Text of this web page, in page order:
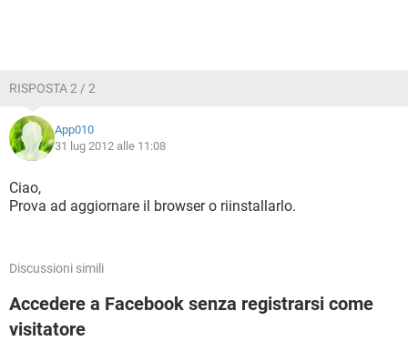
RISPOSTA 2 / 2
App010
31 lug 2012 alle 11:08
Ciao,
Prova ad aggiornare il browser o riinstallarlo.
Discussioni simili
Accedere a Facebook senza registrarsi come
visitatore